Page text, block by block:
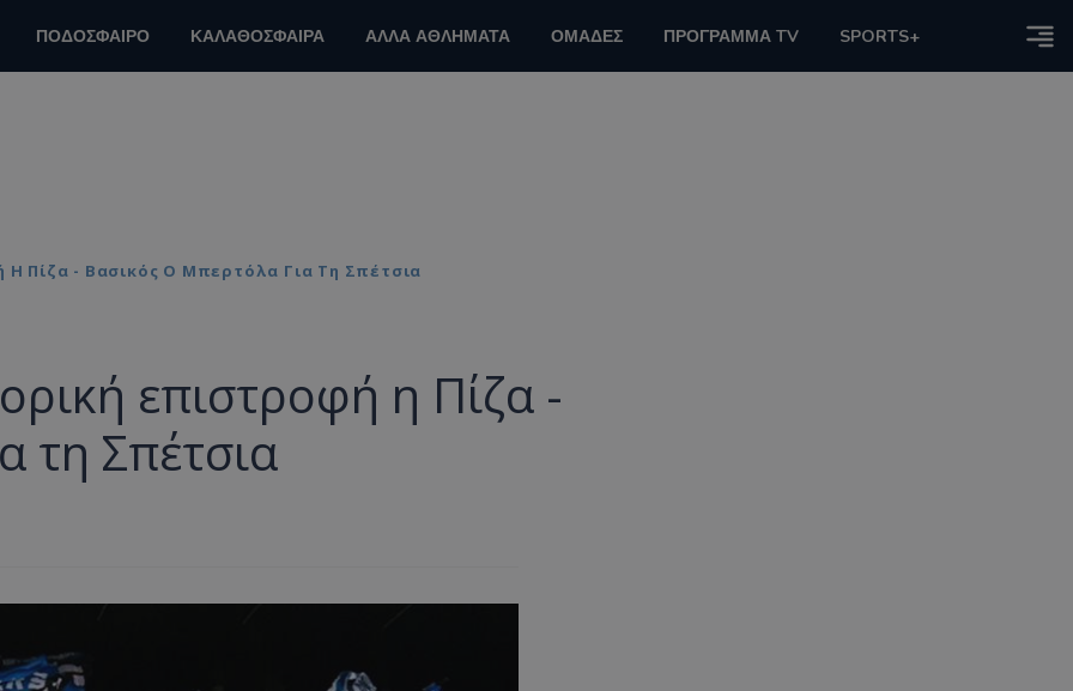
ΠΟΔΟΣΦΑΙΡΟ ΚΑΛΑΘΟΣΦΑΙΡΑ ΑΛΛΑ ΑΘΛΗΜΑΤΑ ΟΜΑΔΕΣ ΠΡΟΓΡΑΜΜΑ TV SPORTS+
Η Πίζα - Βασικός Ο Μπερτόλα Για Τη Σπέτσια
επιστροφή η Πίζα -
τη Σπέτσια